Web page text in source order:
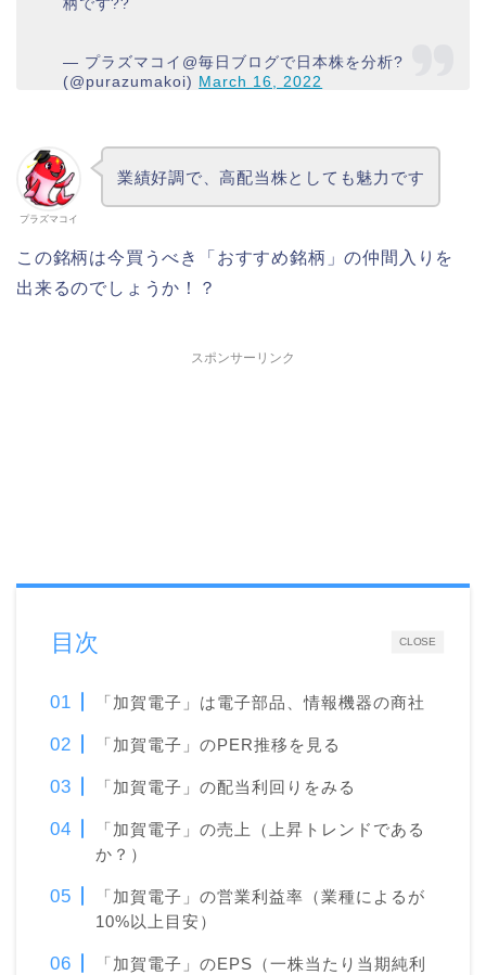
— プラズマコイ@毎日ブログで日本株を分析?
(@purazumakoi) March 16, 2022
プラズマコイ
業績好調で、高配当株としても魅力です
この銘柄は今買うべき「おすすめ銘柄」の仲間入りを
出来るのでしょうか！？
スポンサーリンク
CLOSE
目次
「加賀電子」は電子部品、情報機器の商社
「加賀電子」のPER推移を見る
「加賀電子」の配当利回りをみる
「加賀電子」の売上（上昇トレンドである
か？）
「加賀電子」の営業利益率（業種によるが
10%以上目安）
「加賀電子」のEPS（一株当たり当期純利